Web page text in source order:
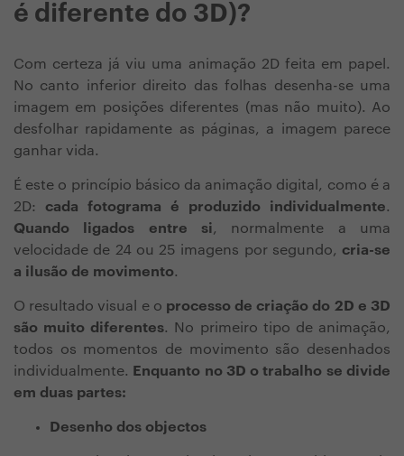
é diferente do 3D)?
Com certeza já viu uma animação 2D feita em papel.
No canto inferior direito das folhas desenha-se uma
imagem em posições diferentes (mas não muito). Ao
desfolhar rapidamente as páginas, a imagem parece
ganhar vida.
É este o princípio básico da animação digital, como é a
2D: cada fotograma é produzido individualmente.
Quando ligados entre si, normalmente a uma
velocidade de 24 ou 25 imagens por segundo, cria-se
a ilusão de movimento.
O resultado visual e o processo de criação do 2D e 3D
são muito diferentes. No primeiro tipo de animação,
todos os momentos de movimento são desenhados
individualmente.
Enquanto no 3D o trabalho se divide
em duas partes:
Desenho dos objectos